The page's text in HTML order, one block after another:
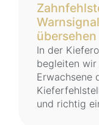
übersehen
In der
begleiten wir
Erwachsene
und richtig